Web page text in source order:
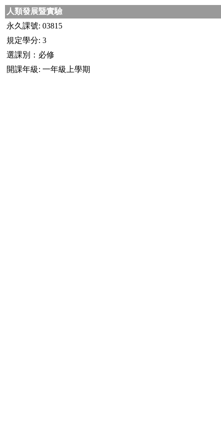
人類發展暨實驗
永久課號: 03815
規定學分: 3
選課別：必修
開課年級: 一年級上學期